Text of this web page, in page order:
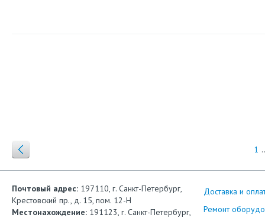
1
Почтовый адрес: 197110, г. Санкт-Петербург,
Крестовский пр., д. 15, пом. 12-Н
Местонахождение: 191123, г. Санкт-Петербург,
Доставка и
Ремонт